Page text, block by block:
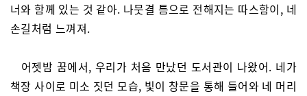
너와 함께 있는 것 같아. 나뭇결 틈으로 전해지는 따스함이, 네
손길처럼 느껴져.
어젯밤 꿈에서, 우리가 처음 만났던 도서관이 나왔어. 네가
책장 사이로 미소 짓던 모습, 빛이 창문을 통해 들어와 네 머리